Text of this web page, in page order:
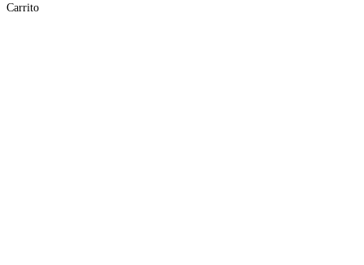
Carrito